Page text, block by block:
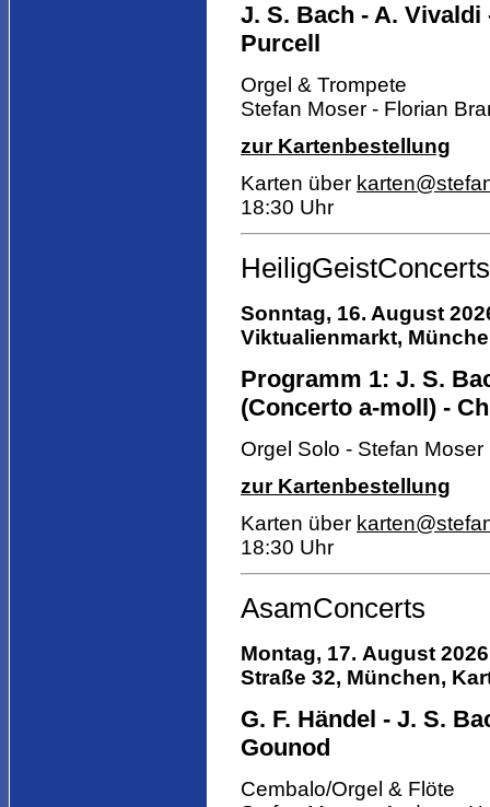
J. S. Bach - A. Vivaldi
Purcell
Orgel & Trompete
Stefan Moser - Florian
zur Kartenbestellung
Karten über
18:30 Uhr
HeiligGeistConcerts
Sonntag, 16. August
Viktualienmarkt,
Programm 1: J. S.
(Concerto a-moll) -
Orgel Solo - Stefan Moser
zur Kartenbestellung
Karten über
18:30 Uhr
AsamConcerts
Montag, 17. August
Straße 32, München,
G. F. Händel - J. S.
Gounod
Cembalo/Orgel & Flöte